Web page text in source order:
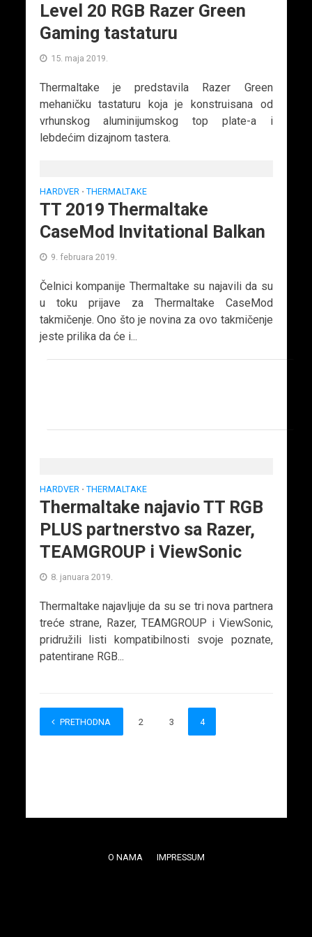
Level 20 RGB Razer Green
Gaming tastaturu
15. maja 2019.
Thermaltake je predstavila Razer Green
mehaničku tastaturu koja je konstruisana od
vrhunskog aluminijumskog top plate-a i
lebdećim dizajnom tastera.
HARDVER • THERMALTAKE
TT 2019 Thermaltake
CaseMod Invitational Balkan
9. februara 2019.
Čelnici kompanije Thermaltake su najavili da su
u toku prijave za Thermaltake CaseMod
takmičenje. Ono što je novina za ovo takmičenje
jeste prilika da će i...
HARDVER • THERMALTAKE
Thermaltake najavio TT RGB
PLUS partnerstvo sa Razer,
TEAMGROUP i ViewSonic
8. januara 2019.
Thermaltake najavljuje da su se tri nova partnera
treće strane, Razer, TEAMGROUP i ViewSonic,
pridružili listi kompatibilnosti svoje poznate,
patentirane RGB...
PRETHODNA
1 2 3 4
O NAMA IMPRESSUM